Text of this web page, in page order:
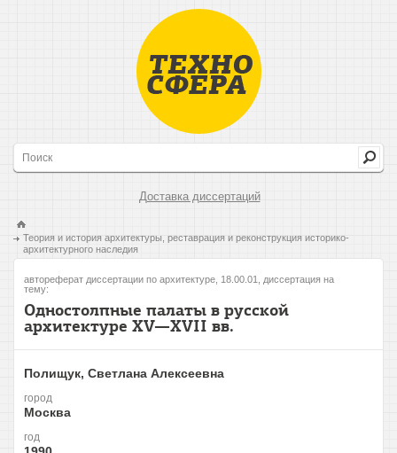
Доставка диссертаций
Теория и история архитектуры, реставрация и реконструкция историко-
архитектурного наследия
автореферат диссертации по архитектуре, 18.00.01, диссертация на
тему:
Одностолпные палаты в русской
архитектуре XV—XVII вв.
Полищук, Светлана Алексеевна
город
Москва
год